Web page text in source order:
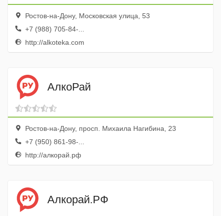
Ростов-на-Дону, Московская улица, 53
+7 (988) 705-84-...
http://alkoteka.com
АлкоРай
Ростов-на-Дону, просп. Михаила Нагибина, 23
+7 (950) 861-98-...
http://алкорай.рф
Алкорай.РФ